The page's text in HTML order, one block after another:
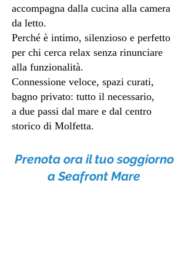
accompagna dalla cucina alla camera
da letto.
Perché è intimo, silenzioso e perfetto
per chi cerca relax senza rinunciare
alla funzionalità.
Connessione veloce, spazi curati,
bagno privato: tutto il necessario,
a due passi dal mare e dal centro
storico di Molfetta.
Prenota ora il tuo soggiorno
a Seafront Mare